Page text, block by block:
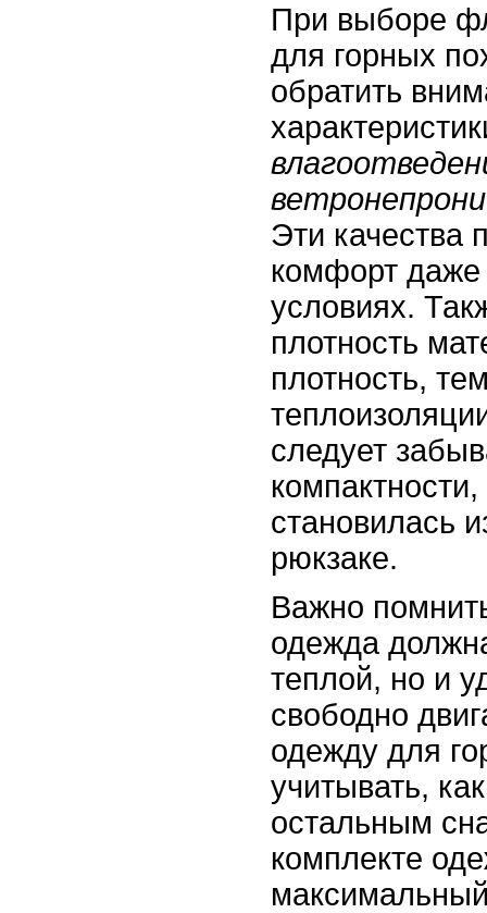
При выборе
для горных
обратить
Эти качества
комфорт
условиях.
плотность
плотность,
следует
становилась
рюкзаке.
Важно
одежда
теплой, но и
свободно
одежду для
учитывать,
остальным
комплекте